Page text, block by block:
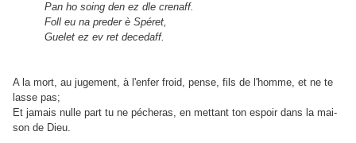
Pan ho soing den ez dle crenaff.
Foll eu na preder è Spéret,
Guelet ez ev ret decedaff.
A la mort, au jugement, à l'enfer froid, pense, fils de l'homme, et ne te
lasse pas;
Et jamais nulle part tu ne pécheras, en mettant ton espoir dans la mai-
son de Dieu.